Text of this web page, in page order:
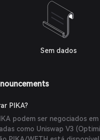
Sem dados
PIKA?
podem ser negociados em
como Uniswap V3